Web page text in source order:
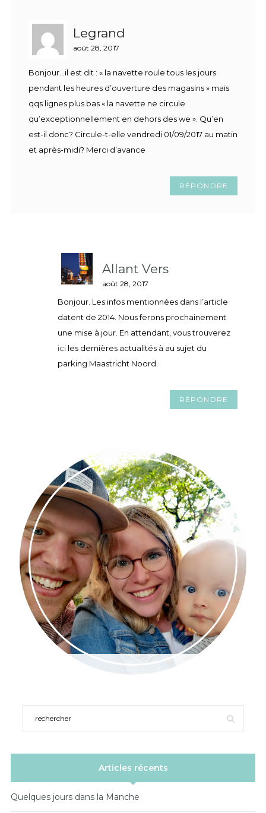
Legrand
août 28, 2017
Bonjour…il est dit : « la navette roule tous les jours
pendant les heures d’ouverture des magasins » mais
qqs lignes plus bas « la navette ne circule
qu’exceptionnellement en dehors des we ». Qu’en
est-il donc? Circule-t-elle vendredi 01/09/2017 au matin
et après-midi? Merci d’avance
RÉPONDRE
Allant Vers
août 28, 2017
Bonjour. Les infos mentionnées dans l’article
datent de 2014. Nous ferons prochainement
une mise à jour. En attendant, vous trouverez
ici les dernières actualités à au sujet du
parking Maastricht Noord.
RÉPONDRE
Articles récents
Quelques jours dans la Manche